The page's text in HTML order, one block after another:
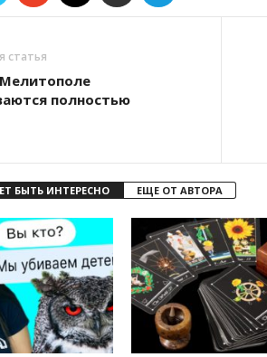
статья
полностью
БЫТЬ ИНТЕРЕСНО ЕЩЕ ОТ АВТОРА